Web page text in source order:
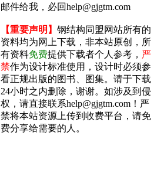
邮件给我，必回help@gjgtm.com
【重要声明】 钢结构同盟网站所有的
资料均为网上下载，非本站原创，所
有资料免费提供下载者个人参考， 严
禁作为设计标准使用，设计时必须参
看正规出版的图书、图集。请于下载
24小时之内删除，谢谢。如涉及到侵
权，请直接联系help@gjgtm.com！严
禁将本站资源上传到收费平台，请免
费分享给需要的人。